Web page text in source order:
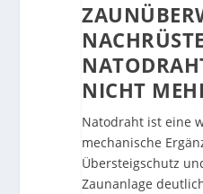
NICHT
Natodraht ist eine
mechanische
Übersteigschutz
Zaunanlage